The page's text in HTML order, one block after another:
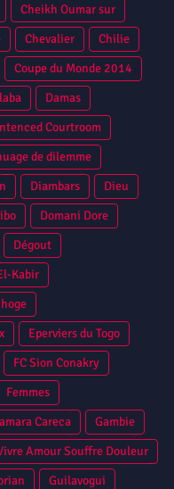
Cheikh Oumar sur
Chevalier
Chilie
Coupe du Monde 2014
Damas
Courtroom
de dilemme
Diambars
Dieu
Domani Dore
Dégout
Kabir
Eperviers du Togo
FC Sion Conakry
Femmes
Careca
Gambie
Amour Souffre Douleur
Guilavogui